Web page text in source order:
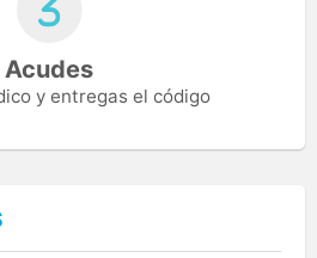
Acudes
y entregas el código